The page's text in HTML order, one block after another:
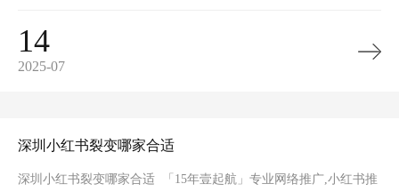
14
2025-07
深圳小红书裂变哪家合适
深圳小红书裂变哪家合适 「15年壹起航」专业网络推广,小红书推